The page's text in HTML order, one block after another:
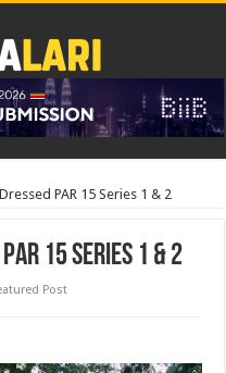
PAR 15 Series 1 & 2
15 Series 1 & 2
Post